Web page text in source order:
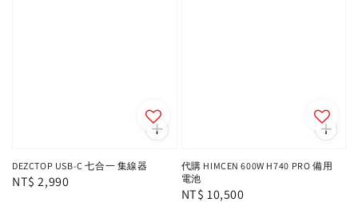
DEZCTOP USB-C 七合一 集線器
Regular
NT$ 2,990
代購 HIMCEN 600W H740 PRO 備用
電池
Regular
NT$ 10,500